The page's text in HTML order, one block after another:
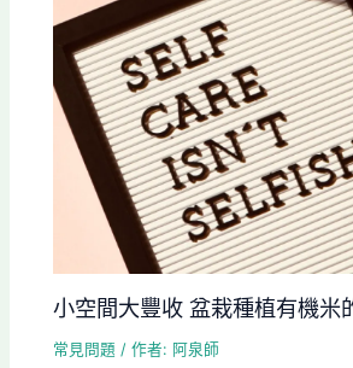
小空間大豐收 盆栽種植有機米
常見問題 / 作者: 阿泉師